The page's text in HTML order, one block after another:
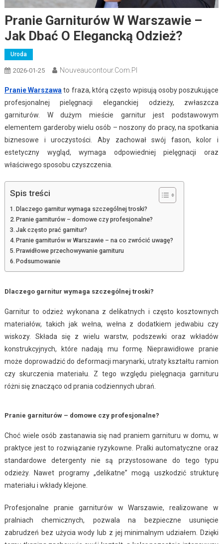
Pranie Garniturów W Warszawie –
Jak Dbać O Elegancką Odzież?
Uroda
2026-01-25 Nouveaucontour.com.pl
Pranie Warszawa to fraza, którą często wpisują osoby poszukujące
profesjonalnej pielęgnacji eleganckiej odzieży, zwłaszcza
garniturów. W dużym mieście garnitur jest podstawowym
elementem garderoby wielu osób – noszony do pracy, na spotkania
biznesowe i uroczystości. Aby zachował swój fason, kolor i
estetyczny wygląd, wymaga odpowiedniej pielęgnacji oraz
właściwego sposobu czyszczenia.
Spis treści
Dlaczego garnitur wymaga szczególnej troski?
Pranie garniturów – domowe czy profesjonalne?
Jak często prać garnitur?
Pranie garniturów w Warszawie – na co zwrócić uwagę?
Prawidłowe przechowywanie garnituru
Podsumowanie
Dlaczego garnitur wymaga szczególnej troski?
Garnitur to odzież wykonana z delikatnych i często kosztownych
materiałów, takich jak wełna, wełna z dodatkiem jedwabiu czy
wiskozy. Składa się z wielu warstw, podszewki oraz wkładów
konstrukcyjnych, które nadają mu formę. Nieprawidłowe pranie
może doprowadzić do deformacji marynarki, utraty kształtu ramion
czy skurczenia materiału. Z tego względu pielęgnacja garnituru
różni się znacząco od prania codziennych ubrań.
Pranie garniturów – domowe czy profesjonalne?
Choć wiele osób zastanawia się nad praniem garnituru w domu, w
praktyce jest to rozwiązanie ryzykowne. Pralki automatyczne oraz
standardowe detergenty nie są przystosowane do tego typu
odzieży. Nawet programy „delikatne” mogą uszkodzić strukturę
materiału i wkłady klejone.
Profesjonalne pranie garniturów w Warszawie, realizowane w
pralniach chemicznych, pozwala na bezpieczne usunięcie
zabrudzeń bez użycia wody lub z jej minimalnym udziałem. Dzięki